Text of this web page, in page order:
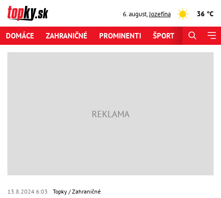
6. august,Jozefína 36 °C
DOMÁCE ZAHRANIČNÉ PROMINENTI ŠPORT
13.8.2024 6:03 Topky Zahraničné